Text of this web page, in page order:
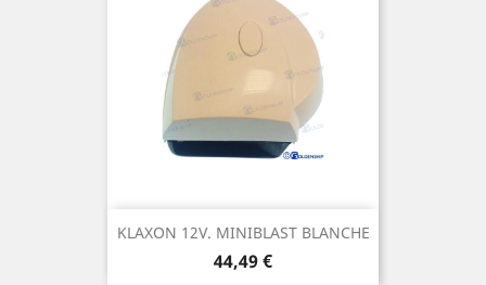
KLAXON 12V. MINIBLAST BLANCHE
Prix
44,49 €